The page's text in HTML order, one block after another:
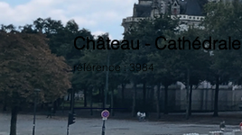
Château - Cathédrale
référence : 3984